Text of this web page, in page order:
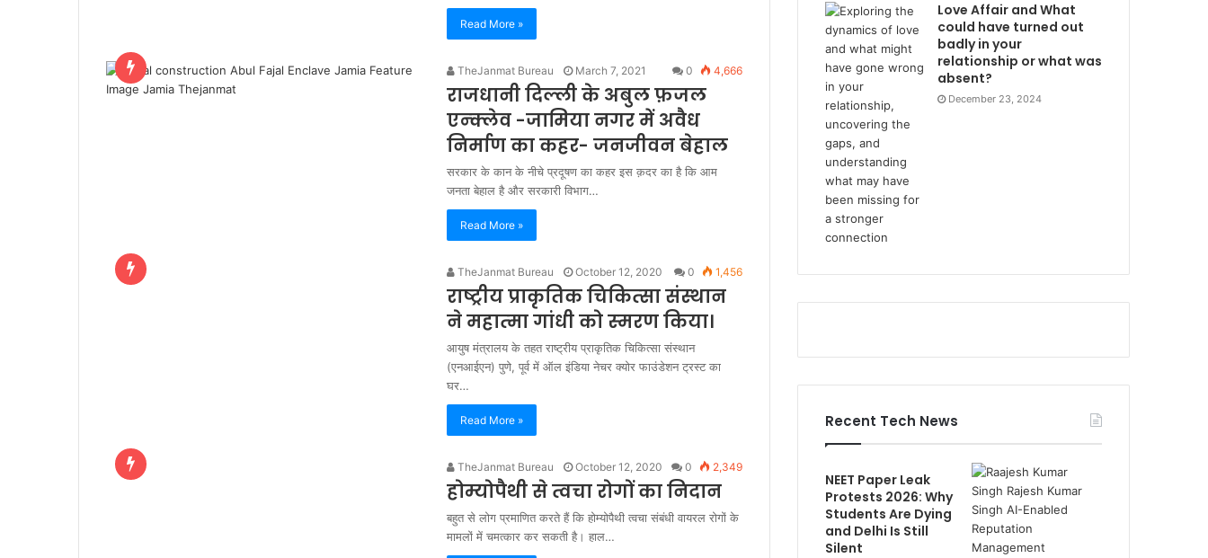
Read More »
TheJanmat Bureau March 7, 2021 0 4,666
राजधानी दिल्ली के अबुल फ़जल
एन्क्लेव -जामिया नगर में अवैध
निर्माण का कहर- जनजीवन बेहाल
सरकार के कान के नीचे प्रदूषण का कहर इस क़दर का है कि आम
जनता बेहाल है और सरकारी विभाग…
Read More »
TheJanmat Bureau October 12, 2020 0 1,456
राष्‍ट्रीय प्राकृतिक चिकित्‍सा संस्‍थान
ने महात्‍मा गांधी को स्‍मरण किया।
आयुष मंत्रालय के तहत राष्‍ट्रीय प्राकृतिक चिकित्‍सा संस्‍थान
(एनआईएन) पुणे, पूर्व में ऑल इंडिया नेचर क्योर फाउंडेशन ट्रस्ट का
घर…
Read More »
TheJanmat Bureau October 12, 2020 0 2,349
होम्योपैथी से त्वचा रोगों का निदान
बहुत से लोग प्रमाणित करते हैं कि होम्योपैथी त्वचा संबंधी वायरल रोगों के
मामलों में चमत्कार कर सकती है। हाल…
Love Affair and What
could have turned out
badly in your
relationship or what was
absent?
December 23, 2024
Recent Tech News
NEET Paper Leak
Protests 2026: Why
Students Are Dying
and Delhi Is Still
Silent